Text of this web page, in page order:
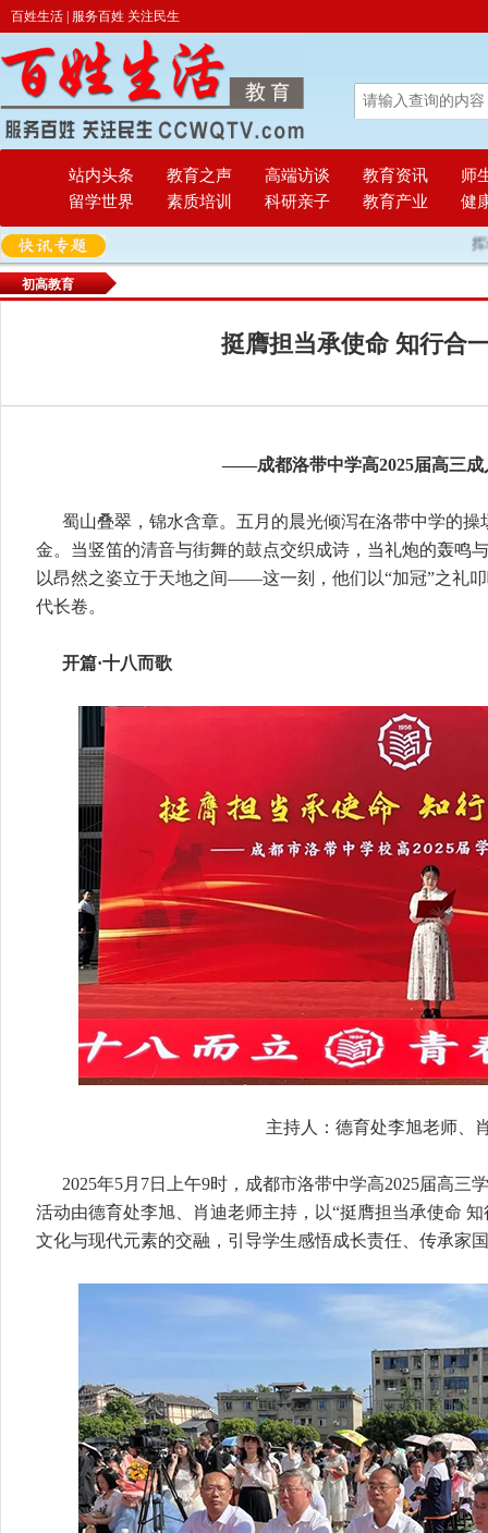
百姓生活 | 服务百姓 关注民生
站内头条 教育之声 高端访谈 教育资讯
师
留学世界
素质培训 科研亲子 教育产业 健
挥动激情
初高教育
挺膺担当承使命 知行合
——成都洛带中学高2025届高三成
蜀山叠翠，锦水含章。五月的晨光倾泻在洛带中学的
金。当竖笛的清音与街舞的鼓点交织成诗，当礼炮的轰鸣
以昂然之姿立于天地之间——这一刻，他们以“加冠”之礼
代长卷。
开篇·十八而歌
主持人：德育处李旭老师、
2025年5月7日上午9时，成都市洛带中学高2025届高三
活动由德育处李旭、肖迪老师主持，以“挺膺担当承使命
文化与现代元素的交融，引导学生感悟成长责任、传承家